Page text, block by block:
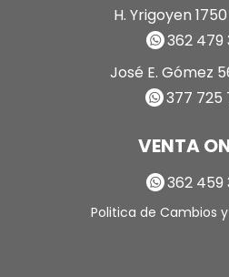
H. Yrigoyen
362 479
José E. Gómez
377 725
VENTA
362 459
Politica de Cambios